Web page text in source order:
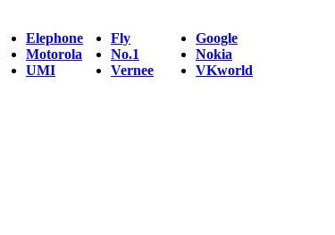
Elephone Fly
Google
Motorola No.1
Nokia
UMI Vernee
VKworld